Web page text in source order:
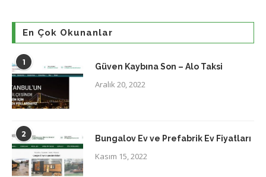
En Çok Okunanlar
1 Güven Kaybına Son – Alo Taksi
Aralık 20, 2022
2 Bungalov Ev ve Prefabrik Ev Fiyatları
Kasım 15, 2022